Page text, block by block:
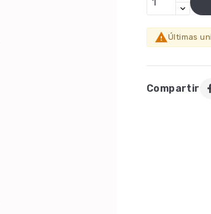
Últimas
Compartir